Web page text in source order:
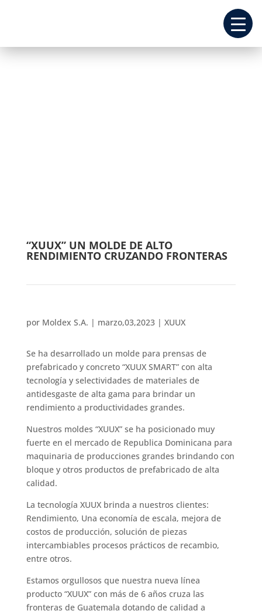
COTIZANDO
“XUUX” UN MOLDE DE ALTO
RENDIMIENTO CRUZANDO FRONTERAS
por Moldex S.A. | marzo,03,2023| XUUX
Se ha desarrollado un molde para prensas de
prefabricado y concreto “XUUX SMART” con alta
tecnología y selectividades de materiales de
antidesgaste de alta gama para brindar un
rendimiento a productividades grandes.
Nuestros moldes “XUUX” se ha posicionado muy
fuerte en el mercado de Republica Dominicana para
maquinaria de producciones grandes brindando con
bloque y otros productos de prefabricado de alta
calidad.
La tecnología XUUX brinda a nuestros clientes:
Rendimiento, Una economía de escala, mejora de
costos de producción, solución de piezas
intercambiables procesos prácticos de recambio,
entre otros.
Estamos orgullosos que nuestra nueva línea
producto “XUUX” con más de 6 años cruza las
fronteras de Guatemala dotando de calidad a